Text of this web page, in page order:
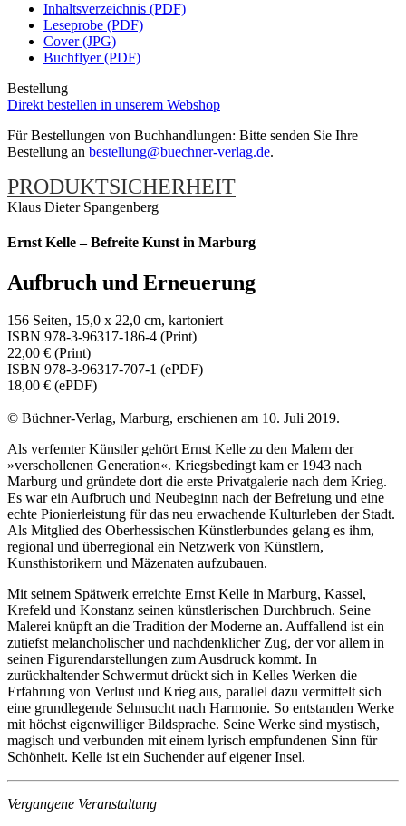
Inhaltsverzeichnis (PDF)
Leseprobe (PDF)
Cover (JPG)
Buchflyer (PDF)
Bestellung
Direkt bestellen in unserem Webshop
Für Bestellungen von Buchhandlungen: Bitte senden Sie Ihre
Bestellung an bestellung@buechner-verlag.de.
PRODUKTSICHERHEIT
Klaus Dieter Spangenberg
Ernst Kelle – Befreite Kunst in Marburg
Aufbruch und Erneuerung
156 Seiten, 15,0 x 22,0 cm, kartoniert
ISBN 978-3-96317-186-4 (Print)
22,00 € (Print)
ISBN 978-3-96317-707-1 (ePDF)
18,00 € (ePDF)
© Büchner-Verlag, Marburg, erschienen am 10. Juli 2019.
Als verfemter Künstler gehört Ernst Kelle zu den Malern der
»verschollenen Generation«. Kriegsbedingt kam er 1943 nach
Marburg und gründete dort die erste Privatgalerie nach dem Krieg.
Es war ein Aufbruch und Neubeginn nach der Befreiung und eine
echte Pionierleistung für das neu erwachende Kulturleben der Stadt.
Als Mitglied des Oberhessischen Künstlerbundes gelang es ihm,
regional und überregional ein Netzwerk von Künstlern,
Kunsthistorikern und Mäzenaten aufzubauen.
Mit seinem Spätwerk erreichte Ernst Kelle in Marburg, Kassel,
Krefeld und Konstanz seinen künstlerischen Durchbruch. Seine
Malerei knüpft an die Tradition der Moderne an. Auffallend ist ein
zutiefst melancholischer und nachdenklicher Zug, der vor allem in
seinen Figurendarstellungen zum Ausdruck kommt. In
zurückhaltender Schwermut drückt sich in Kelles Werken die
Erfahrung von Verlust und Krieg aus, parallel dazu vermittelt sich
eine grundlegende Sehnsucht nach Harmonie. So entstanden Werke
mit höchst eigenwilliger Bildsprache. Seine Werke sind mystisch,
magisch und verbunden mit einem lyrisch empfundenen Sinn für
Schönheit. Kelle ist ein Suchender auf eigener Insel.
Vergangene Veranstaltung